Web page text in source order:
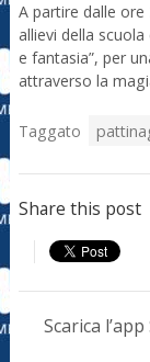
A partire dalle
allievi della
e fantasia”, per
attraverso la
Taggato
Share this post
Scarica